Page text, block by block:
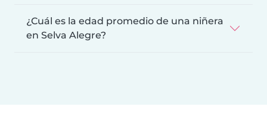
¿Cuál es la edad promedio de una niñera
en Selva Alegre?